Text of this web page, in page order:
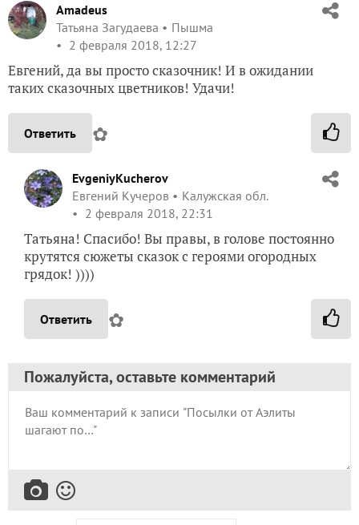
Amadeus
Татьяна Загудаева
Пышма
2 февраля 2018, 12:27
Евгений, да вы просто сказочник! И в ожидании
таких сказочных цветников! Удачи!
Ответить ✿
EvgeniyKucherov
Евгений Кучеров
Калужская обл.
2 февраля 2018, 22:31
Татьяна! Спасибо! Вы правы, в голове постоянно
крутятся сюжеты сказок с героями огородных
грядок! ))))
Ответить ✿
Пожалуйста, оставьте комментарий